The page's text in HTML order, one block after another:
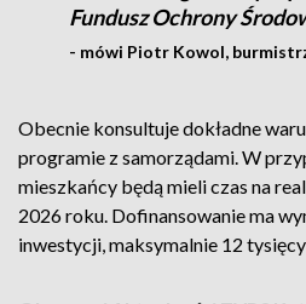
Fundusz Ochrony
- mówi Piotr Kowol,
Obecnie konsultuje dokładne
programie z samorządami. W
mieszkańcy będą mieli czas na
2026 roku. Dofinansowanie ma
inwestycji, maksymalnie 12